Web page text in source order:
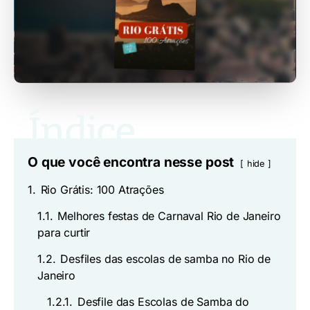
O que você encontra nesse post hide
1. Rio Grátis: 100 Atrações
1.1. Melhores festas de Carnaval Rio de Janeiro
para curtir
1.2. Desfiles das escolas de samba no Rio de
Janeiro
1.2.1. Desfile das Escolas de Samba do